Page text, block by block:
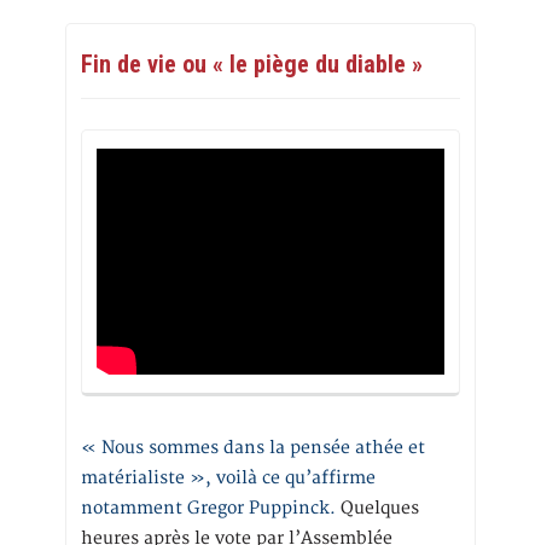
Fin de vie ou « le piège du diable »
« Nous sommes dans la pensée athée et
matérialiste », voilà ce qu’affirme
notamment Gregor Puppinck. Quelques
heures après le vote par l’Assemblée